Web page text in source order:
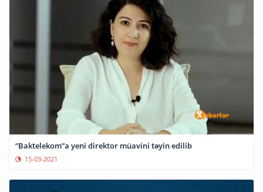
“Baktelekom”a yeni direktor müavini təyin edilib
15-03-2021